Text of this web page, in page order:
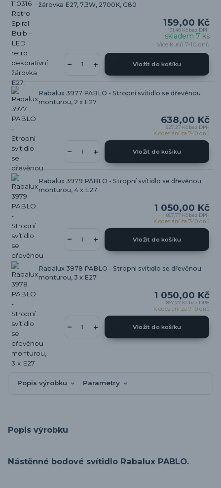
žárovka E27, 7,3W, 2700K, G80
159,00 Kč
131,40 Kč bez DPH
skladem 7 ks
Více kusů 7-10 dnů
Vložit do košíku
Rabalux 3977 PABLO - Stropní svítidlo se dřevěnou
monturou, 2 x E27
638,00 Kč
527,27 Kč bez DPH
K odeslání za 7-10 dnů
Vložit do košíku
Rabalux 3979 PABLO - Stropní svítidlo se dřevěnou
monturou, 4 x E27
1 050,00 Kč
867,77 Kč bez DPH
K odeslání za 7-10 dnů
Vložit do košíku
Rabalux 3978 PABLO - Stropní svítidlo se dřevěnou
monturou, 3 x E27
1 050,00 Kč
867,77 Kč bez DPH
K odeslání za 7-10 dnů
Vložit do košíku
Popis výrobku Parametry
Popis výrobku
Nástěnné bodové svítidlo Rabalux PABLO.